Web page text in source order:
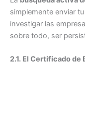
simplemente enviar
investigar las
sobre todo, ser
2.1. El Certificado